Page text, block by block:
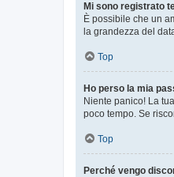
Mi sono registrato
È possibile che un
la grandezza del
Top
Ho perso la mia
Niente panico! La
poco tempo. Se
Top
Perché vengo